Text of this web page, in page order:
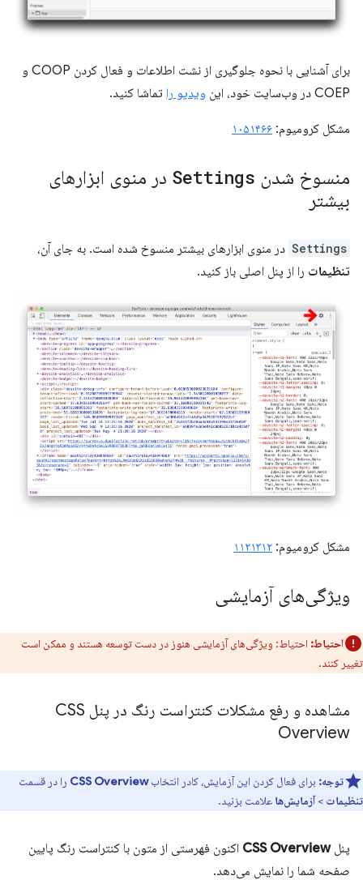
برای آشنایی با نحوه جلوگیری از نشت اطلاعات و فعال کردن COOP و
COEP در وب‌سایت خود، این
ویدیو را تماشا کنید.
مشکل کرومیوم: ۱۰۵۱۴۶۶
منسوخ شدن Settings در منوی ابزارهای
بیشتر
Settings در منوی ابزارهای بیشتر منسوخ شده است. به جای آن،
تنظیمات را از پنل اصلی باز کنید.
مشکل کرومیوم: ۱۱۲۱۳۱۲
ویژگی‌های آزمایشی
احتیاط: احتیاط: ویژگی‌های آزمایشی هنوز در دست توسعه هستند و ممکن است
تغییر کنند.
مشاهده و رفع مشکلات کنتراست رنگ در پنل CSS
Overview
توجه: برای فعال کردن این آزمایش، کادر انتخابCSS Overview را در قسمت
تنظیمات >آزمایش‌ها علامت بزنید.
پنلCSS Overview اکنون فهرستی از متون با کنتراست رنگ پایین
صفحه شما را نمایش می‌دهد.